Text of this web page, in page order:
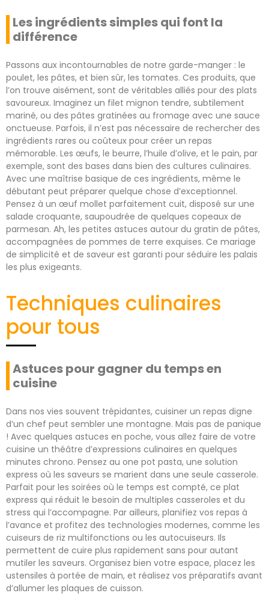
Les ingrédients simples qui font la
différence
Passons aux incontournables de notre garde-manger : le
poulet, les pâtes, et bien sûr, les tomates. Ces produits, que
l’on trouve aisément, sont de véritables alliés pour des plats
savoureux. Imaginez un filet mignon tendre, subtilement
mariné, ou des pâtes gratinées au fromage avec une sauce
onctueuse. Parfois, il n’est pas nécessaire de rechercher des
ingrédients rares ou coûteux pour créer un repas
mémorable. Les œufs, le beurre, l’huile d’olive, et le pain, par
exemple, sont des bases dans bien des cultures culinaires.
Avec une maîtrise basique de ces ingrédients, même le
débutant peut préparer quelque chose d’exceptionnel.
Pensez à un œuf mollet parfaitement cuit, disposé sur une
salade croquante, saupoudrée de quelques copeaux de
parmesan. Ah, les petites astuces autour du gratin de pâtes,
accompagnées de pommes de terre exquises. Ce mariage
de simplicité et de saveur est garanti pour séduire les palais
les plus exigeants.
Techniques culinaires
pour tous
Astuces pour gagner du temps en
cuisine
Dans nos vies souvent trépidantes, cuisiner un repas digne
d’un chef peut sembler une montagne. Mais pas de panique
! Avec quelques astuces en poche, vous allez faire de votre
cuisine un théâtre d’expressions culinaires en quelques
minutes chrono. Pensez au one pot pasta, une solution
express où les saveurs se marient dans une seule casserole.
Parfait pour les soirées où le temps est compté, ce plat
express qui réduit le besoin de multiples casseroles et du
stress qui l’accompagne. Par ailleurs, planifiez vos repas à
l’avance et profitez des technologies modernes, comme les
cuiseurs de riz multifonctions ou les autocuiseurs. Ils
permettent de cuire plus rapidement sans pour autant
mutiler les saveurs. Organisez bien votre espace, placez les
ustensiles à portée de main, et réalisez vos préparatifs avant
d’allumer les plaques de cuisson.